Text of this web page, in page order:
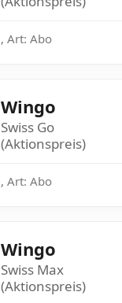
Art: Abo
Wingo
Swiss Go
(Aktionspreis)
Art: Abo
Wingo
Swiss Max
(Aktionspreis)